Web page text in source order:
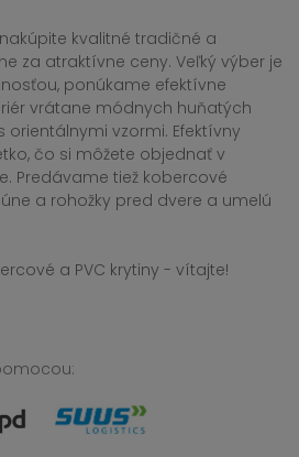
kvalitné tradičné a
za atraktívne ceny. Veľký výber je
ponúkame efektívne
vrátane módnych huňatých
vzormi. Efektívny
čo si môžete objednať v
Predávame tiež kobercové
a rohožky pred dvere a umelú
a PVC krytiny - vítajte!